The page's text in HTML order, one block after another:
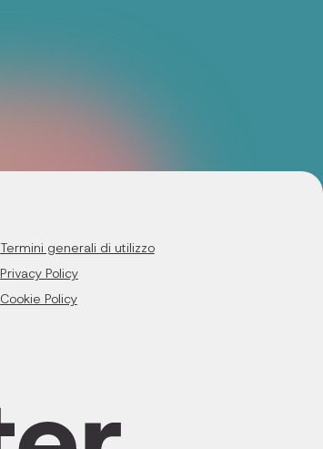
Termini generali di utilizzo
Privacy Policy
Cookie Policy